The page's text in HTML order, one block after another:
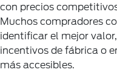
con precios
Muchos compradores
identificar el mejor
incentivos de fábrica o
más accesibles.